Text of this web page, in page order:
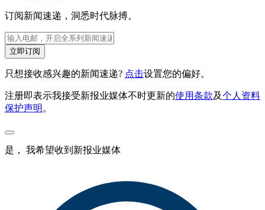
订阅新闻速递，洞悉时代脉搏。
立即订阅
只想接收感兴趣的新闻速递? 点击设置您的偏好。
注册即表示我接受新报业媒体不时更新的使用条款及个人资料
保护声明 。
是， 我希望收到新报业媒体